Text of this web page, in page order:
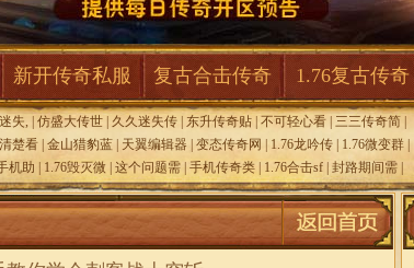
新开传奇私服 复古合击传奇 1.76复古传奇
失, 仿盛大传世 久久迷失传 东升传奇贴 不可轻心看 三三传奇简
楚看 金山猎豹蓝 天翼编辑器 变态传奇网 1.76龙吟传 1.76微变群
机助 1.76毁灭微 这个问题需 手机传奇类 1.76合击sf 封路期间需